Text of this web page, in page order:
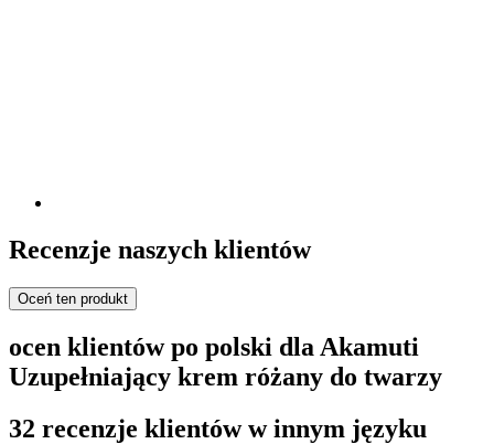
Recenzje naszych klientów
Oceń ten produkt
ocen klientów po polski dla Akamuti
Uzupełniający krem różany do twarzy
32 recenzje klientów w innym języku